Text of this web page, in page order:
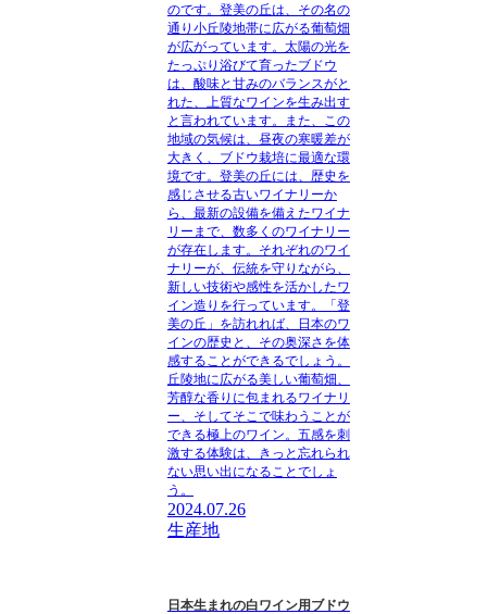
のです。登美の丘は、その名の
通り小丘陵地帯に広がる葡萄畑
が広がっています。太陽の光を
たっぷり浴びて育ったブドウ
は、酸味と甘みのバランスがと
れた、上質なワインを生み出す
と言われています。また、この
地域の気候は、昼夜の寒暖差が
大きく、ブドウ栽培に最適な環
境です。登美の丘には、歴史を
感じさせる古いワイナリーか
ら、最新の設備を備えたワイナ
リーまで、数多くのワイナリー
が存在します。それぞれのワイ
ナリーが、伝統を守りながら、
新しい技術や感性を活かしたワ
イン造りを行っています。「登
美の丘」を訪れれば、日本のワ
インの歴史と、その奥深さを体
感することができるでしょう。
丘陵地に広がる美しい葡萄畑、
芳醇な香りに包まれるワイナリ
ー、そしてそこで味わうことが
できる極上のワイン。五感を刺
激する体験は、きっと忘れられ
ない思い出になることでしょ
う。
2024.07.26
生産地
日本生まれの白ワイン用ブドウ